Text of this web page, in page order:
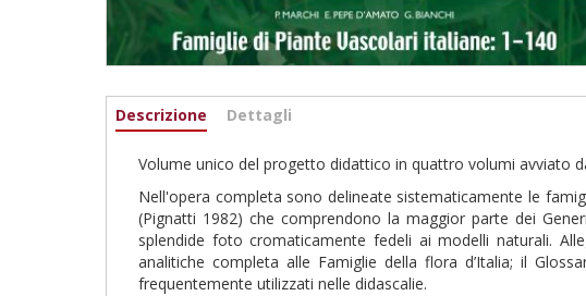
Informazioni
Descrizione (scheda
Dettagli
Volume unico del progetto didattico in quattro volumi avviato
Nell'opera completa sono delineate sistematicamente le
(Pignatti 1982) che comprendono la maggior parte dei
splendide foto cromaticamente fedeli ai modelli naturali.
analitiche completa alle Famiglie della flora d’Italia; il
frequentemente utilizzati nelle didascalie.